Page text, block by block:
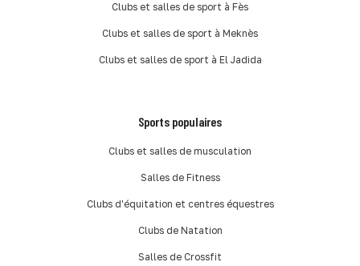
Clubs et salles de sport à Fès
Clubs et salles de sport à Meknès
Clubs et salles de sport à El Jadida
Sports populaires
Clubs et salles de musculation
Salles de Fitness
Clubs d'équitation et centres équestres
Clubs de Natation
Salles de Crossfit